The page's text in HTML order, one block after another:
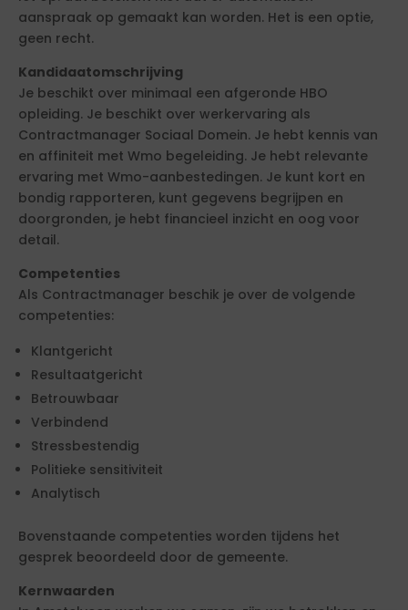
aanspraak op gemaakt kan worden. Het is een optie,
geen recht.
Kandidaatomschrijving
Je beschikt over minimaal een afgeronde HBO
opleiding. Je beschikt over werkervaring als
Contractmanager Sociaal Domein. Je hebt kennis van
en affiniteit met Wmo begeleiding. Je hebt relevante
ervaring met Wmo-aanbestedingen. Je kunt kort en
bondig rapporteren, kunt gegevens begrijpen en
doorgronden, je hebt financieel inzicht en oog voor
detail.
Competenties
Als Contractmanager beschik je over de volgende
competenties:
Klantgericht
Resultaatgericht
Betrouwbaar
Verbindend
Stressbestendig
Politieke sensitiviteit
Analytisch
Bovenstaande competenties worden tijdens het
gesprek beoordeeld door de gemeente.
Kernwaarden